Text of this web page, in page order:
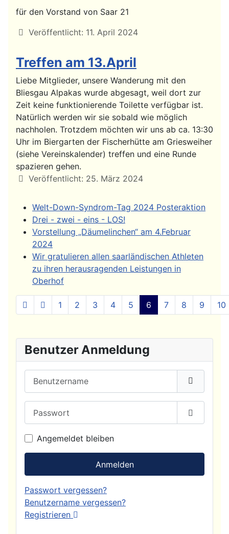
für den Vorstand von Saar 21
Details
Veröffentlicht: 11. April 2024
Treffen am 13.April
Liebe Mitglieder, unsere Wanderung mit den
Bliesgau Alpakas wurde abgesagt, weil dort zur
Zeit keine funktionierende Toilette verfügbar ist.
Natürlich werden wir sie sobald wie möglich
nachholen. Trotzdem möchten wir uns ab ca. 13:30
Uhr im Biergarten der Fischerhütte am Griesweiher
(siehe Vereinskalender) treffen und eine Runde
spazieren gehen.
Details
Veröffentlicht: 25. März 2024
Welt-Down-Syndrom-Tag 2024 Posteraktion
Drei - zwei - eins - LOS!
Vorstellung „Däumelinchen“ am 4.Februar
2024
Wir gratulieren allen saarländischen Athleten
zu ihren herausragenden Leistungen in
Oberhof
Seite 6 von 20
1 2 3 4 5 6 7 8 9 10
Benutzer Anmeldung
Passwort
Angemeldet bleiben
Anmelden
Passwort vergessen?
Benutzername vergessen?
Registrieren